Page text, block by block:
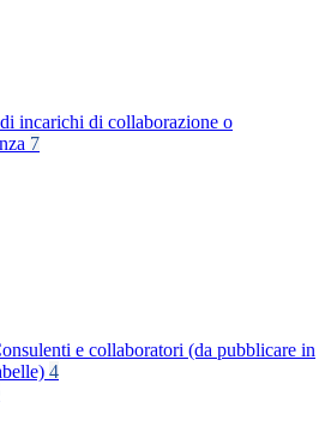
incarichi di collaborazione o
7
e collaboratori (da pubblicare in
4